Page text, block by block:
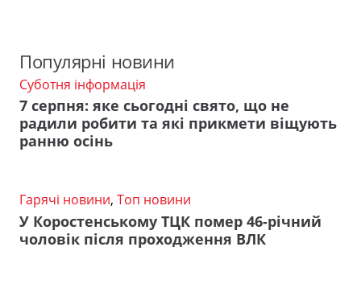
Популярні новини
Суботня інформація
7 серпня: яке сьогодні свято, що не
радили робити та які прикмети віщують
ранню осінь
Гарячі новини, Топ новини
У Коростенському ТЦК помер 46-річний
чоловік після проходження ВЛК